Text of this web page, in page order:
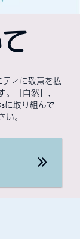
ティに敬意を払
「自然」、
に取り組んで
。